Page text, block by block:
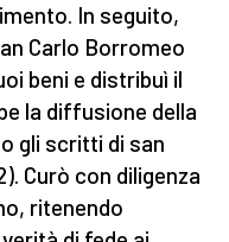
In seguito,
Carlo Borromeo
beni e distribuì il
la diffusione della
gli scritti di san
Curò con diligenza
ritenendo